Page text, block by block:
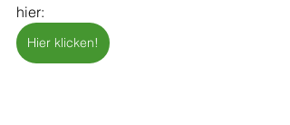
hier:
Hier klicken!